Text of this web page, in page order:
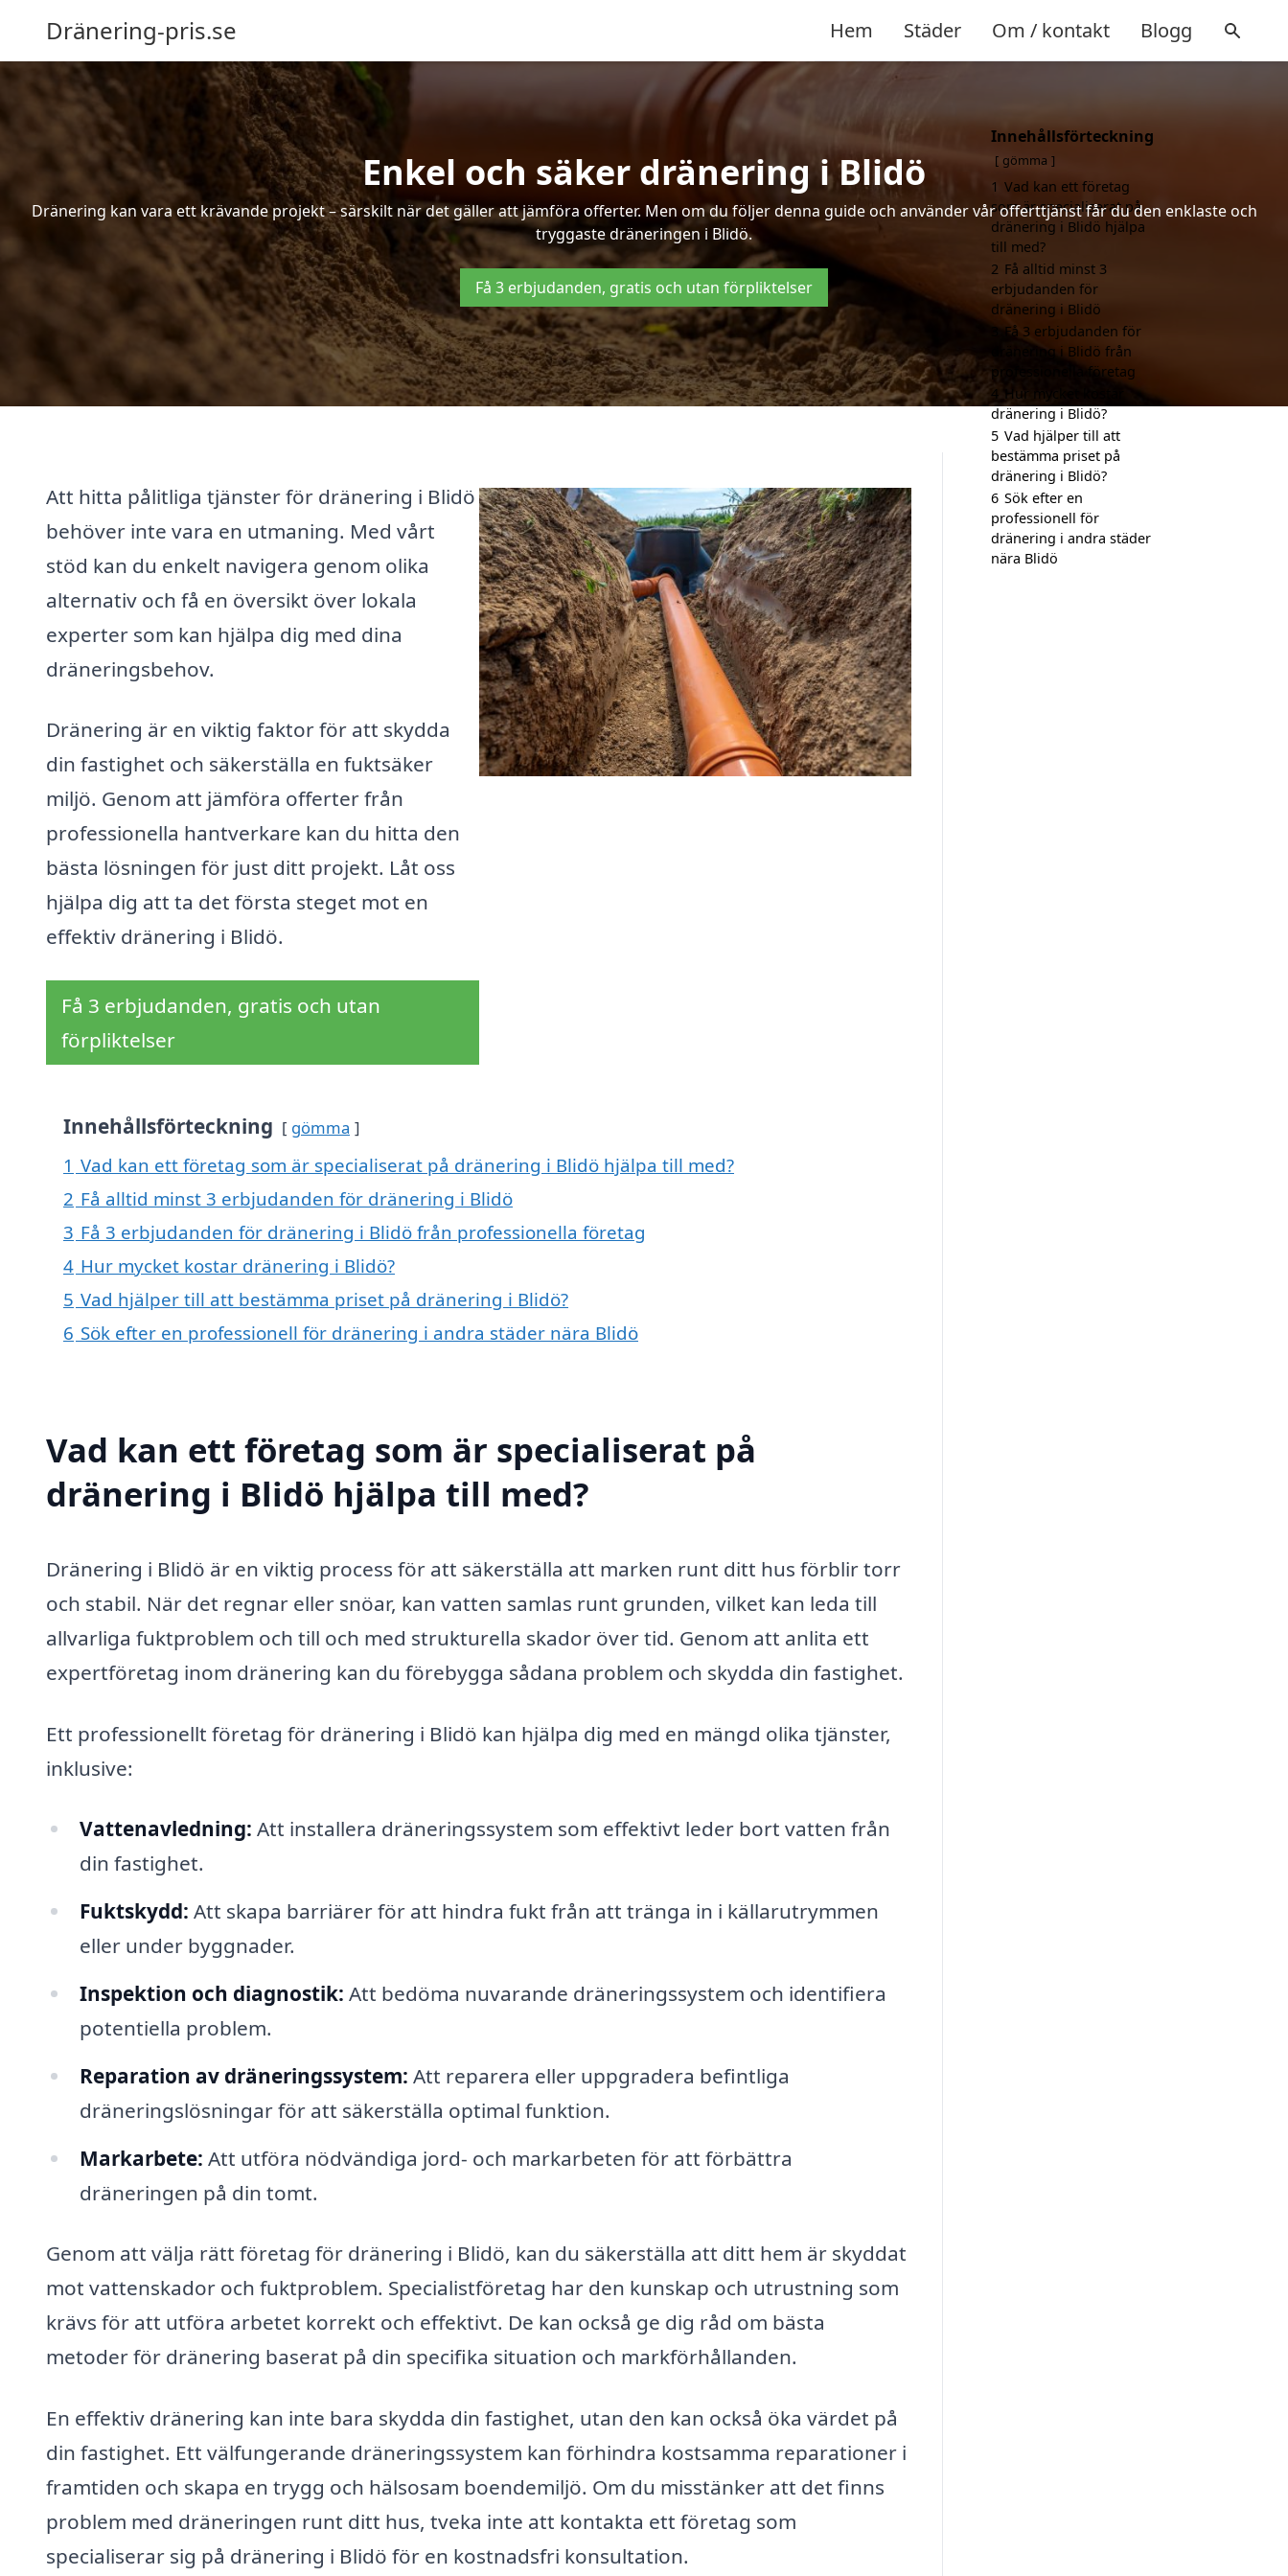
Dränering-pris.se Hem Städer Om / kontakt Blogg
Enkel och säker dränering i Blidö
Dränering kan vara ett krävande projekt – särskilt när det gäller att jämföra offerter. Men om du följer denna guide och använder vår offerttjänst får du den enklaste och
tryggaste dräneringen i Blidö.
Få 3 erbjudanden, gratis och utan förpliktelser
Att hitta pålitliga tjänster för dränering i Blidö
behöver inte vara en utmaning. Med vårt
stöd kan du enkelt navigera genom olika
alternativ och få en översikt över lokala
experter som kan hjälpa dig med dina
dräneringsbehov.
Dränering är en viktig faktor för att skydda
din fastighet och säkerställa en fuktsäker
miljö. Genom att jämföra offerter från
professionella hantverkare kan du hitta den
bästa lösningen för just ditt projekt. Låt oss
hjälpa dig att ta det första steget mot en
effektiv dränering i Blidö.
Få 3 erbjudanden, gratis och utan
förpliktelser
Innehållsförteckning gömma
1 Vad kan ett företag som är specialiserat på dränering i Blidö hjälpa till med?
2 Få alltid minst 3 erbjudanden för dränering i Blidö
3 Få 3 erbjudanden för dränering i Blidö från professionella företag
4 Hur mycket kostar dränering i Blidö?
5 Vad hjälper till att bestämma priset på dränering i Blidö?
6 Sök efter en professionell för dränering i andra städer nära Blidö
Vad kan ett företag som är specialiserat på
dränering i Blidö hjälpa till med?
Dränering i Blidö är en viktig process för att säkerställa att marken runt ditt hus förblir torr
och stabil. När det regnar eller snöar, kan vatten samlas runt grunden, vilket kan leda till
allvarliga fuktproblem och till och med strukturella skador över tid. Genom att anlita ett
expertföretag inom dränering kan du förebygga sådana problem och skydda din fastighet.
Ett professionellt företag för dränering i Blidö kan hjälpa dig med en mängd olika tjänster,
inklusive:
Vattenavledning: Att installera dräneringssystem som effektivt leder bort vatten från
din fastighet.
Fuktskydd: Att skapa barriärer för att hindra fukt från att tränga in i källarutrymmen
eller under byggnader.
Inspektion och diagnostik: Att bedöma nuvarande dräneringssystem och identifiera
potentiella problem.
Reparation av dräneringssystem: Att reparera eller uppgradera befintliga
dräneringslösningar för att säkerställa optimal funktion.
Markarbete: Att utföra nödvändiga jord- och markarbeten för att förbättra
dräneringen på din tomt.
Genom att välja rätt företag för dränering i Blidö, kan du säkerställa att ditt hem är skyddat
mot vattenskador och fuktproblem. Specialistföretag har den kunskap och utrustning som
krävs för att utföra arbetet korrekt och effektivt. De kan också ge dig råd om bästa
metoder för dränering baserat på din specifika situation och markförhållanden.
En effektiv dränering kan inte bara skydda din fastighet, utan den kan också öka värdet på
din fastighet. Ett välfungerande dräneringssystem kan förhindra kostsamma reparationer i
framtiden och skapa en trygg och hälsosam boendemiljö. Om du misstänker att det finns
problem med dräneringen runt ditt hus, tveka inte att kontakta ett företag som
specialiserar sig på dränering i Blidö för en kostnadsfri konsultation.
Innehållsförteckning
gömma
1 Vad kan ett företag
som är specialiserat på
dränering i Blidö hjälpa
till med?
2 Få alltid minst 3
erbjudanden för
dränering i Blidö
3 Få 3 erbjudanden för
dränering i Blidö från
professionella företag
4 Hur mycket kostar
dränering i Blidö?
5 Vad hjälper till att
bestämma priset på
dränering i Blidö?
6 Sök efter en
professionell för
dränering i andra städer
nära Blidö